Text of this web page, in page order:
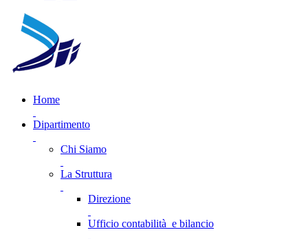
Home
Dipartimento
Chi Siamo
La Struttura
Direzione
Ufficio contabilità e bilancio